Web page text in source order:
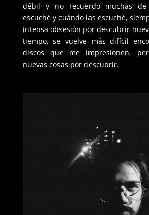
débil y no recuerdo muchas
escuché y cuándo las escuché,
intensa obsesión por descubrir
tiempo, se vuelve más difícil
discos que me impresionen,
nuevas cosas por descubrir.